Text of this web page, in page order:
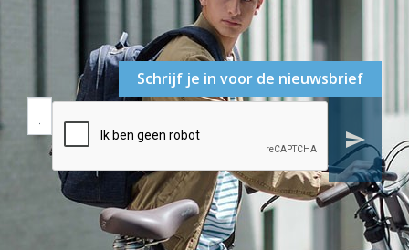
Schrijf je in voor de nieuwsbrief
send